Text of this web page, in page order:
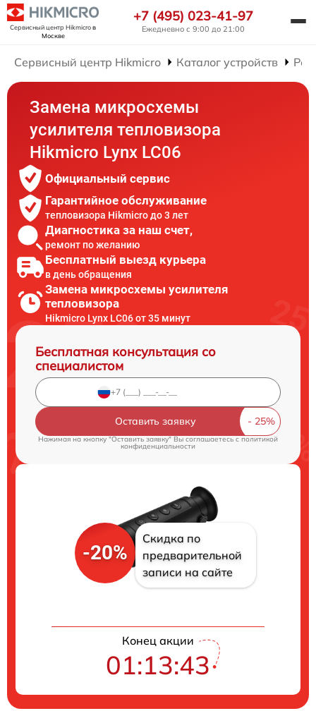
Сервисный центр Hikmicroв
Москве
+7 (495) 023-41-97
Ежедневно с 9:00 до 21:00
Сервисный центр Hikmicro Каталог устройств
Замена микросхемы
усилителя тепловизора
Hikmicro Lynx LC06
Официальный сервис
Гарантийное обслуживание
тепловизора Hikmicro до 3 лет
Диагностика за наш счет,
ремонт по желанию
Бесплатный выезд курьера
в день обращения
Замена микросхемы усилителя
тепловизора
Hikmicro Lynx LC06 от 35 минут
Бесплатная консультация со
специалистом
Оставить заявку
Нажимая на кнопку "Оставить заявку" Вы соглашаетесь cполитикой
конфиденциальности
-20%
Скидка по
предварительной
записи на сайте
Конец акции
01:13:42